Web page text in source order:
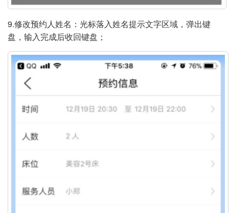
9.修改预约人姓名：光标落入姓名提示文字区域，弹出键
盘，输入完成后收回键盘；